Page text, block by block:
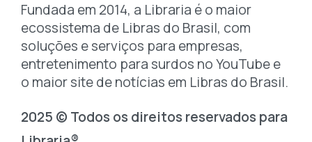
Fundada em 2014, a Libraria é o maior
ecossistema de Libras do Brasil, com
soluções e serviços para empresas,
entretenimento para surdos no YouTube e
o maior site de notícias em Libras do Brasil.
2025 © Todos os direitos reservados para